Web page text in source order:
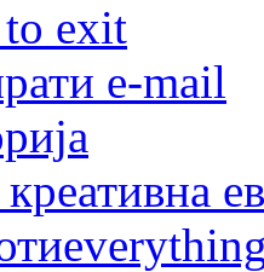
to exit
e-mail